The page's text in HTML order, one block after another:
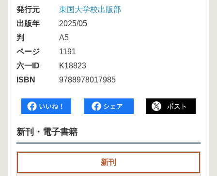
発行元
東国大学校出版部
出版年
2025/05
判
A5
ページ
1191
六一ID
K18823
ISBN
9788978017985
新刊・電子書籍
新刊